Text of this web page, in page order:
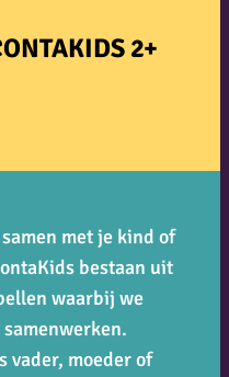
met je kind of
bestaan uit
waarbij we
vader, moeder of
2+